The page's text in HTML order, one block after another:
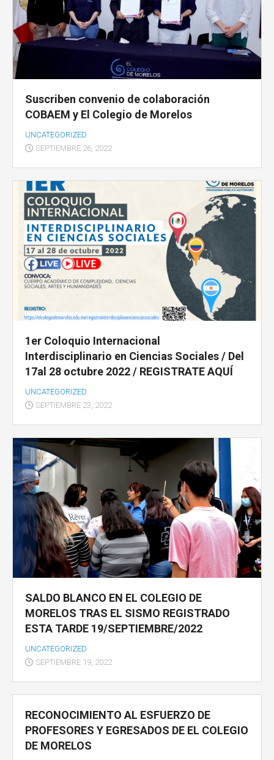
Suscriben convenio de colaboración
COBAEM y El Colegio de Morelos
UNCATEGORIZED
SEPTIEMBRE 26, 2022
1er Coloquio Internacional
Interdisciplinario en Ciencias Sociales / Del
17al 28 octubre 2022 / REGISTRATE AQUÍ
UNCATEGORIZED
SEPTIEMBRE 23, 2022
SALDO BLANCO EN EL COLEGIO DE
MORELOS TRAS EL SISMO REGISTRADO
ESTA TARDE 19/SEPTIEMBRE/2022
UNCATEGORIZED
SEPTIEMBRE 19, 2022
RECONOCIMIENTO AL ESFUERZO DE
PROFESORES Y EGRESADOS DE EL COLEGIO
DE MORELOS